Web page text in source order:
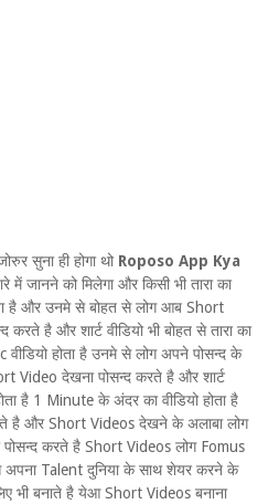
सुना ही होगा थो Roposo App Kya
जानने को मिलेगा और किसी भी तारा का
है और उनमे से बोहत से लोग आब Short
करते है और शार्ट वीडियो भी बोहत से तारा का
होता है उनमे से लोग अपने पोसन्द के
Video देखना पोसन्द करते है और शार्ट
है 1 Minute के अंदर का वीडियो होता है
है और Short Videos देखने के अलाबा लोग
पोसन्द करते है Short Videos लोग Fomus
Talent दुनिया के साथ शेयर करने के
भी बनाते है येआ Short Videos बनाना